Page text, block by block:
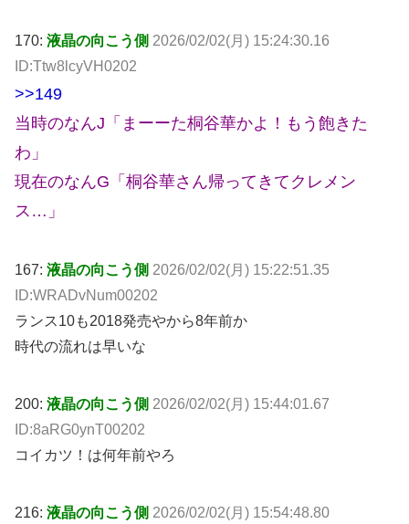
170: 液晶の向こう側 2026/02/02(月) 15:24:30.16
ID:Ttw8lcyVH0202
>>149
当時のなんJ「まーーた桐谷華かよ！もう飽きた
わ」
現在のなんG「桐谷華さん帰ってきてクレメン
ス…」
167: 液晶の向こう側 2026/02/02(月) 15:22:51.35
ID:WRADvNum00202
ランス10も2018発売やから8年前か
時代の流れは早いな
200: 液晶の向こう側 2026/02/02(月) 15:44:01.67
ID:8aRG0ynT00202
コイカツ！は何年前やろ
216: 液晶の向こう側 2026/02/02(月) 15:54:48.80